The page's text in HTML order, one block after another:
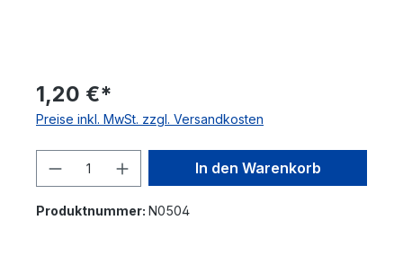
1,20 €*
Preise inkl. MwSt. zzgl. Versandkosten
Produkt Anzahl: Gib den
In den Warenkorb
Produktnummer: N0504